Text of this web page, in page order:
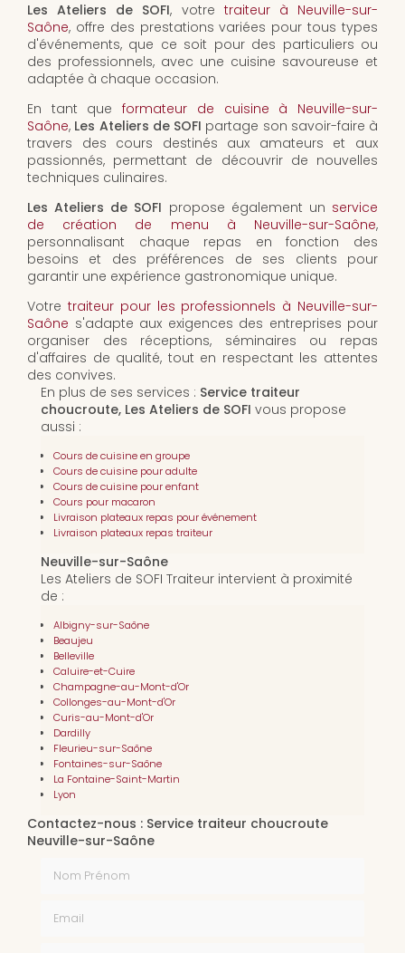
Les Ateliers de SOFI, votre traiteur à Neuville-sur-
Saône, offre des prestations variées pour tous types
d'événements, que ce soit pour des particuliers ou
des professionnels, avec une cuisine savoureuse et
adaptée à chaque occasion.
En tant queformateur de cuisine à Neuville-sur-
Saône, Les Ateliers de SOFI partage son savoir-faire à
travers des cours destinés aux amateurs et aux
passionnés, permettant de découvrir de nouvelles
techniques culinaires.
Les Ateliers de SOFI propose également un service
de création de menu à Neuville-sur-Saône,
personnalisant chaque repas en fonction des
besoins et des préférences de ses clients pour
garantir une expérience gastronomique unique.
Votre traiteur pour les professionnels à Neuville-sur-
Saône s'adapte aux exigences des entreprises pour
organiser des réceptions, séminaires ou repas
d'affaires de qualité, tout en respectant les attentes
des convives.
En plus de ses services : Service traiteur
choucroute, Les Ateliers de SOFI vous propose
aussi :
Cours de cuisine en groupe
Cours de cuisine pour adulte
Cours de cuisine pour enfant
Cours pour macaron
Livraison plateaux repas pour événement
Livraison plateaux repas traiteur
Neuville-sur-Saône
Les Ateliers de SOFI Traiteur intervient à proximité
de :
Albigny-sur-Saône
Beaujeu
Belleville
Caluire-et-Cuire
Champagne-au-Mont-d'Or
Collonges-au-Mont-d'Or
Curis-au-Mont-d'Or
Dardilly
Fleurieu-sur-Saône
Fontaines-sur-Saône
La Fontaine-Saint-Martin
Lyon
Contactez-nous : Service traiteur choucroute
Neuville-sur-Saône